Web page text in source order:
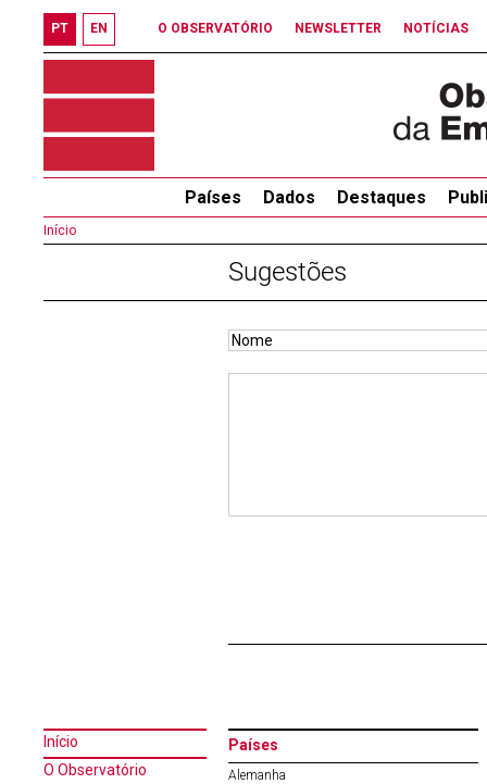
PT EN O OBSERVATÓRIO NEWSLETTER NOTÍCIAS
Países Dados Destaques
Início
Sugestões
Início
O Observatório
Países
Alemanha